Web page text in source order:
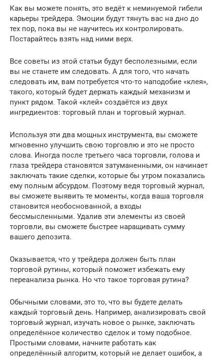
Как вы можете понять, это ведёт к неминуемой гибели
карьеры трейдера. Эмоции будут тянуть вас на дно до
тех пор, пока вы не научитесь их контролировать.
Постарайтесь взять над ними верх.
Все советы из этой статьи будут бесполезными, если
вы не станете им следовать. А для того, что начать
следовать им, вам потребуется что-то наподобие «клея»,
такого, который будет держать каждый механизм и
пункт рядом. Такой «клей» создаётся из двух
ингредиентов: торговый план и торговый журнал.
Используя эти два мощных инструмента, вы сможете
мгновенно улучшить свою торговлю и это не просто
слова. Иногда после третьего часа торговли, голова и
глаза трейдера становятся затуманенными, он начинает
заключать такие сделки, которые бы утром показались
ему полным абсурдом. Поэтому ведя торговый журнал,
вы сможете выявить те моменты, когда ваша торговля
становится необоснованной, а входы
бессмысленными. Удалив эти элементы из своей
торговли, вы сможете быстрее наращивать сумму
вашего депозита.
Оказывается, что у трейдера должен быть план
торговой рутины, который поможет избежать ему
переанализа рынка. Но что такое торговая рутина?
Обычными словами, это то, что вы будете делать
каждый торговый день. Например, анализировать свой
торговый журнал, изучать новое о рынке, заключать
определённое количество сделок и тому подобное.
Простыми словами, начните работать как
определённый алгоритм, который не делает ошибок, а